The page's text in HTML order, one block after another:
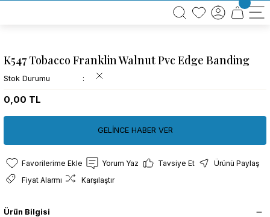
BÜTÜN ALIŞVERİŞLERİNİZDE KARGO BEDAVA!
TÜRKİYE GENELİNDE 10.000 MÜŞTERİ REFERANSI
K547 Tobacco Franklin Walnut Pvc Edge Banding
Stok Durumu
0,00 TL
GELİNCE HABER VER
Yorum Yaz Tavsiye Et
Ürünü Paylaş
Fiyat Alarmı
Karşılaştır
Ürün Bilgisi